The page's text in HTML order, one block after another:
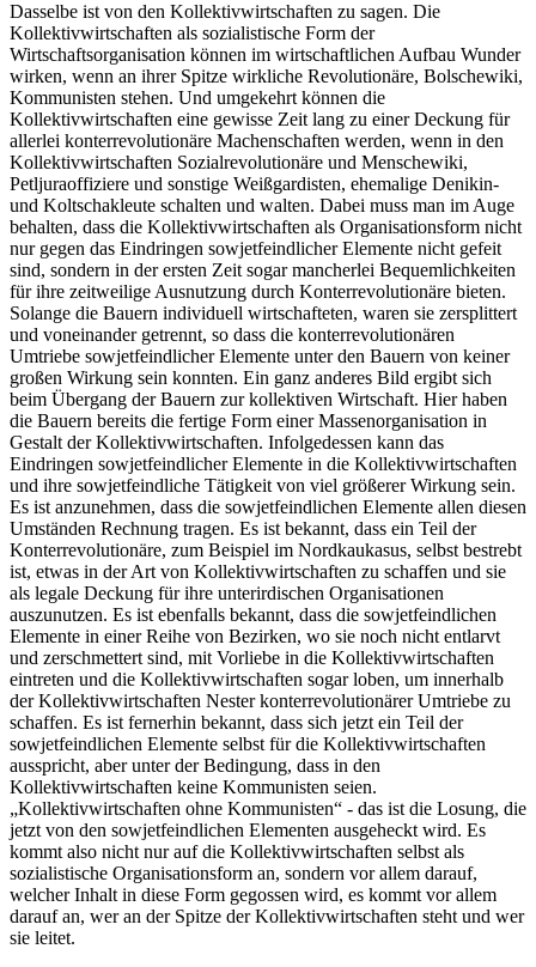
Dasselbe ist von den Kollektivwirtschaften zu sagen. Die
Kollektivwirtschaften als sozialistische Form der
Wirtschaftsorganisation können im wirtschaftlichen Aufbau Wunder
wirken, wenn an ihrer Spitze wirkliche Revolutionäre, Bolschewiki,
Kommunisten stehen. Und umgekehrt können die
Kollektivwirtschaften eine gewisse Zeit lang zu einer Deckung für
allerlei konterrevolutionäre Machenschaften werden, wenn in den
Kollektivwirtschaften Sozialrevolutionäre und Menschewiki,
Petljuraoffiziere und sonstige Weißgardisten, ehemalige Denikin-
und Koltschakleute schalten und walten. Dabei muss man im Auge
behalten, dass die Kollektivwirtschaften als Organisationsform nicht
nur gegen das Eindringen sowjetfeindlicher Elemente nicht gefeit
sind, sondern in der ersten Zeit sogar mancherlei Bequemlichkeiten
für ihre zeitweilige Ausnutzung durch Konterrevolutionäre bieten.
Solange die Bauern individuell wirtschafteten, waren sie zersplittert
und voneinander getrennt, so dass die konterrevolutionären
Umtriebe sowjetfeindlicher Elemente unter den Bauern von keiner
großen Wirkung sein konnten. Ein ganz anderes Bild ergibt sich
beim Übergang der Bauern zur kollektiven Wirtschaft. Hier haben
die Bauern bereits die fertige Form einer Massenorganisation in
Gestalt der Kollektivwirtschaften. Infolgedessen kann das
Eindringen sowjetfeindlicher Elemente in die Kollektivwirtschaften
und ihre sowjetfeindliche Tätigkeit von viel größerer Wirkung sein.
Es ist anzunehmen, dass die sowjetfeindlichen Elemente allen diesen
Umständen Rechnung tragen. Es ist bekannt, dass ein Teil der
Konterrevolutionäre, zum Beispiel im Nordkaukasus, selbst bestrebt
ist, etwas in der Art von Kollektivwirtschaften zu schaffen und sie
als legale Deckung für ihre unterirdischen Organisationen
auszunutzen. Es ist ebenfalls bekannt, dass die sowjetfeindlichen
Elemente in einer Reihe von Bezirken, wo sie noch nicht entlarvt
und zerschmettert sind, mit Vorliebe in die Kollektivwirtschaften
eintreten und die Kollektivwirtschaften sogar loben, um innerhalb
der Kollektivwirtschaften Nester konterrevolutionärer Umtriebe zu
schaffen. Es ist fernerhin bekannt, dass sich jetzt ein Teil der
sowjetfeindlichen Elemente selbst für die Kollektivwirtschaften
ausspricht, aber unter der Bedingung, dass in den
Kollektivwirtschaften keine Kommunisten seien.
„Kollektivwirtschaften ohne Kommunisten“ - das ist die Losung, die
jetzt von den sowjetfeindlichen Elementen ausgeheckt wird. Es
kommt also nicht nur auf die Kollektivwirtschaften selbst als
sozialistische Organisationsform an, sondern vor allem darauf,
welcher Inhalt in diese Form gegossen wird, es kommt vor allem
darauf an, wer an der Spitze der Kollektivwirtschaften steht und wer
sie leitet.